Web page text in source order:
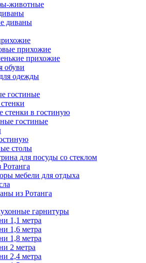
животные
диваны
прихожие
прихожие
обуви
одежды
гостиные
стенки в гостиную
гостиные
столы
для посуды со стеклом
мебели для отдыха
из Ротанга
гарнитуры
1,1 метра
1,6 метра
1,8 метра
2 метра
2,4 метра